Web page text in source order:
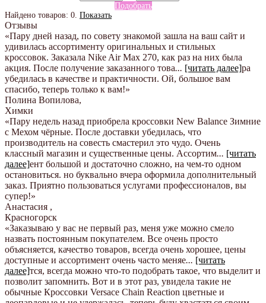
Подобрать
Найдено товаров: 0 Показать
Отзывы
«Пару дней назад, по совету знакомой зашла на ваш сайт и
удивилась ассортименту оригинальных и стильных
кроссовок. Заказала Nike Air Max 270, как раз на них была
акция. После получение заказанного това... [читать далее]ра
убедилась в качестве и практичности. Ой, большое вам
спасибо, теперь только к вам!»
Полина Вопилова,
Химки
«Пару недель назад приобрела кроссовки New Balance Зимние
с Мехом чёрные. После доставки убедилась, что
производитель на совесть смастерил это чудо. Очень
классный магазин и существенные цены. Ассортим... [читать
далее]ент большой и достаточно сложно, на чем-то одном
остановиться. но буквально вчера оформила дополнительный
заказ. Приятно пользоваться услугами профессионалов, вы
супер!»
Анастасия ,
Красногорск
«Заказываю у вас не первый раз, меня уже можно смело
назвать постоянным покупателем. Все очень просто
объясняется, качество товаров, всегда очень хорошее, цены
доступные и ассортимент очень часто меняе... [читать
далее]тся, всегда можно что-то подобрать такое, что выделит и
позволит запомнить. Вот и в этот раз, увидела такие не
обычные Кроссовки Versace Chain Reaction цветные и